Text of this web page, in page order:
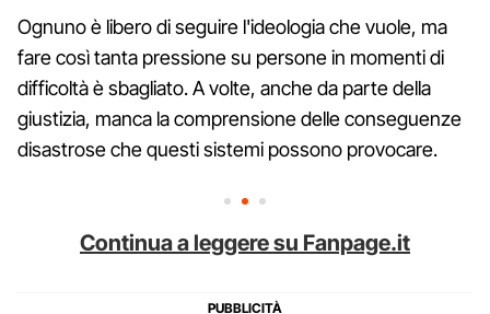
Ognuno è libero di seguire l'ideologia che vuole, ma
fare così tanta pressione su persone in momenti di
difficoltà è sbagliato. A volte, anche da parte della
giustizia, manca la comprensione delle conseguenze
disastrose che questi sistemi possono provocare.
Continua a leggere su Fanpage.it